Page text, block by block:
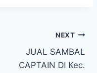
NEXT
JUAL SAMBAL
CAPTAIN DI Kec.